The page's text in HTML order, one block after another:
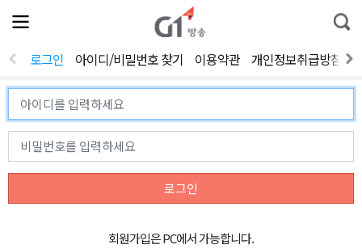
전
체
뉴
열
통
합
색
로그인 아이디/비밀번호 찾기 이용약관 개인정보취급방침
로그인
회원가입은 PC에서 가능합니다.